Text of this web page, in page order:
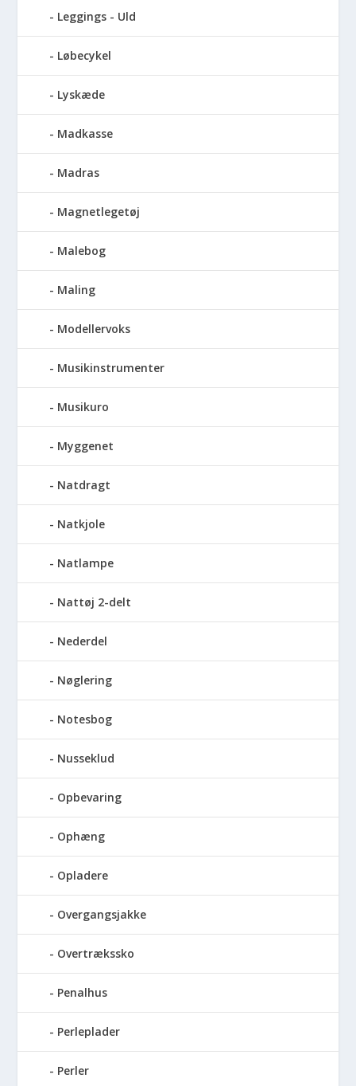
Leggings - Uld
Løbecykel
Lyskæde
Madkasse
Madras
Magnetlegetøj
Malebog
Maling
Modellervoks
Musikinstrumenter
Musikuro
Myggenet
Natdragt
Natkjole
Natlampe
Nattøj 2-delt
Nederdel
Nøglering
Notesbog
Nusseklud
Opbevaring
Ophæng
Opladere
Overgangsjakke
Overtrækssko
Penalhus
Perleplader
Perler